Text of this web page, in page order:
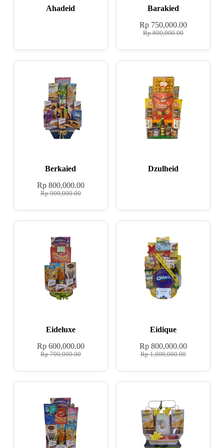
Ahadeid Barakied
Rp800,000.00
Rp 750,000.00
Berkaied
Rp900,000.00
Rp800,000.00
Dzulheid
Eideluxe
Rp700,000.00
Rp600,000.00
Eidique
Rp1,000,000.00
Rp 800,000.00